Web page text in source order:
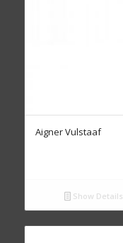
Aigner Vulstaaf
Show Details